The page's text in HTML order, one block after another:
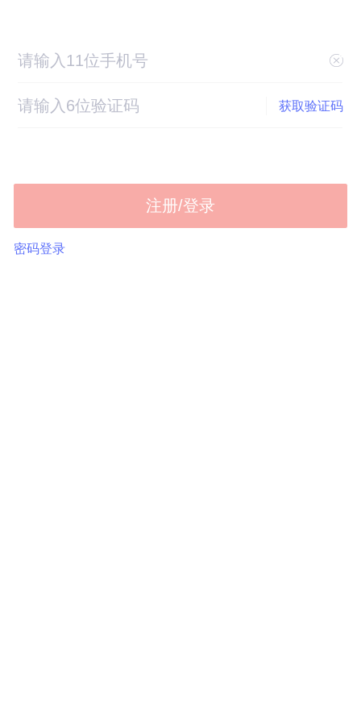
获取验证码
注册/登录
密码登录